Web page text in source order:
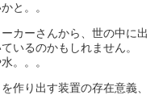
と。。
カーさんから、世の中に出
いるのかもしれません。
。。。
作り出す装置の存在意義、